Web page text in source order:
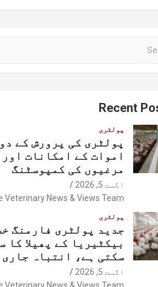
Recent
پولٹری
پولٹری کی پرورش کے
اموات کے امکانات اور
مرغیوں کی کمپوسٹنگ
اگست 5, 2026
Veterinary News & Views Team
پولٹری
جدید پولٹری فارمنگ
بیکٹیریا کے پھیلا کا
سکتی ہے، انتباہ جاری
اگست 5, 2026